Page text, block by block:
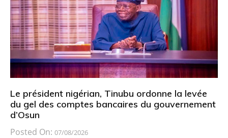
Le président nigérian, Tinubu ordonne la levée
du gel des comptes bancaires du gouvernement
d’Osun
Posted On: 07/08/2026